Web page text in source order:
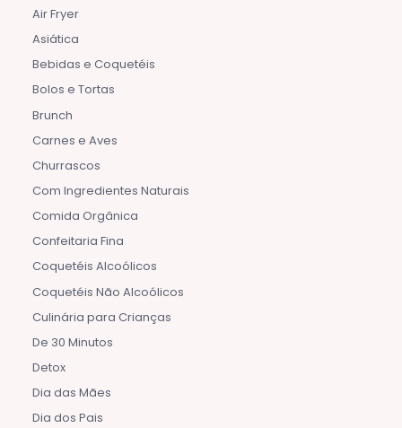
Air Fryer
Asiática
Bebidas e Coquetéis
Bolos e Tortas
Brunch
Carnes e Aves
Churrascos
Com Ingredientes Naturais
Comida Orgânica
Confeitaria Fina
Coquetéis Alcoólicos
Coquetéis Não Alcoólicos
Culinária para Crianças
De 30 Minutos
Detox
Dia das Mães
Dia dos Pais